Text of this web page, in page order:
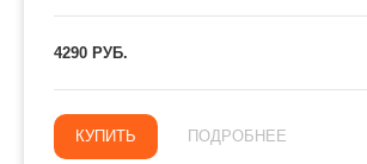
4290 РУБ.
КУПИТЬ ПОДРОБНЕЕ